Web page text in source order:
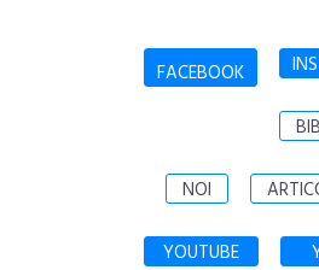
FACEBOOK
NOI
YOUTUBE